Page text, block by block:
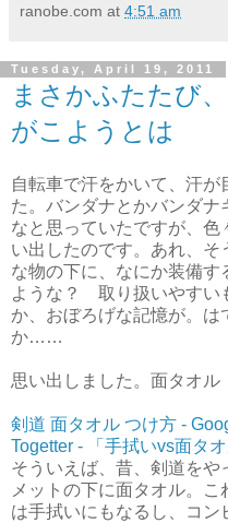
ranobe.com at 4:51 am
Tuesday, April 19, 2011
まさかふたたび
がこようとは
自転車で汗をかいて、汗
た。バンダナとかバンダ
なと思っていたですが、色
い出したのです。あれ、
な物の下に、なにか装備す
ような？ 取り扱いやすい
か、おぼろげな記憶が。は
か……
思い出しました。面タオル
剣道 面タオル つけ方 -
Togetter - 「手拭いvs面タ
そういえば、昔、剣道を
メットの下に面タオル。
は手拭いにもなるし、コン